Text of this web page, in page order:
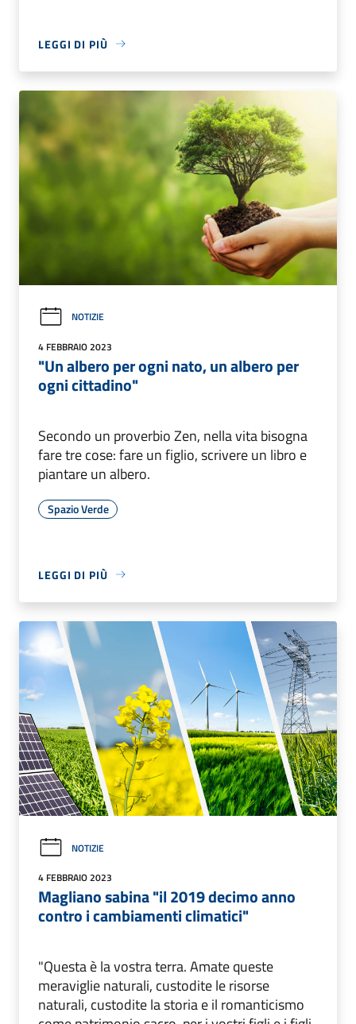
LEGGI DI PIÙ
NOTIZIE
4 FEBBRAIO 2023
"Un albero per ogni nato, un albero per
ogni cittadino"
Secondo un proverbio Zen, nella vita bisogna
fare tre cose: fare un figlio, scrivere un libro e
piantare un albero.
Spazio Verde
LEGGI DI PIÙ
NOTIZIE
4 FEBBRAIO 2023
Magliano sabina "il 2019 decimo anno
contro i cambiamenti climatici"
"Questa è la vostra terra. Amate queste
meraviglie naturali, custodite le risorse
naturali, custodite la storia e il romanticismo